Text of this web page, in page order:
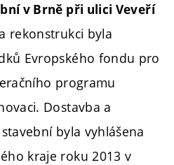
v Brně při ulici Veveří
rekonstrukci byla
Evropského fondu pro
programu
Dostavba a
byla vyhlášena
kraje roku 2013 v